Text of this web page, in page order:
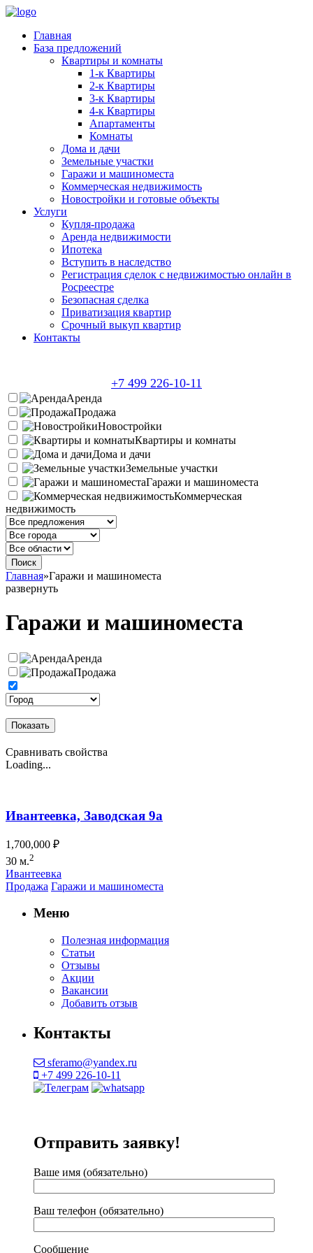
Главная
База предложений
Квартиры и комнаты
1-к Квартиры
2-к Квартиры
3-к Квартиры
4-к Квартиры
Апартаменты
Комнаты
Дома и дачи
Земельные участки
Гаражи и машиноместа
Коммерческая недвижимость
Новостройки и готовые объекты
Услуги
Купля-продажа
Аренда недвижимости
Ипотека
Вступить в наследство
Регистрация сделок с недвижимостью онлайн в
Росреестре
Безопасная сделка
Приватизация квартир
Срочный выкуп квартир
Контакты
+7 499 226-10-11
Аренда
Продажа
Новостройки
Квартиры и комнаты
Дома и дачи
Земельные участки
Гаражи и машиноместа
Коммерческая
недвижимость
Главная»Гаражи и машиноместа
развернуть
Гаражи и машиноместа
Аренда
Продажа
Показать
Сравнивать свойства
Loading...
Ивантеевка, Заводская 9а
1,700,000 ₽
30 м.2
Ивантеевка
Продажа Гаражи и машиноместа
Меню
Полезная информация
Статьи
Отзывы
Акции
Вакансии
Добавить отзыв
Контакты
sferamo@yandex.ru
+7 499 226-10-11
Отправить заявку!
Ваше имя (обязательно)
Ваш телефон (обязательно)
Сообщение